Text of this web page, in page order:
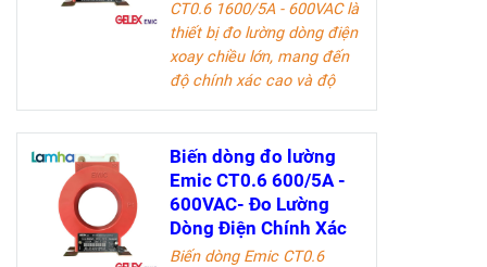
CT0.6 1600/5A - 600VAClà
thiết bị đo lường dòng điện
xoay chiều lớn, mang đến
độ chính xác cao và độ
tưởng cho các kỹ sư điện
và doanh nghiệp trong
ngành công nghiệp điện.
Tài liệu kỹ thuật
Biến dòng đo lường
Emic CT0.6 600/5A -
600VAC- Đo Lường
Dòng Điện Chính Xác
Biến dòng Emic CT0.6